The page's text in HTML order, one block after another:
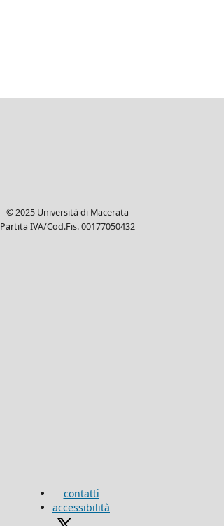
© 2025 Università di Macerata
Partita IVA/Cod.Fis. 00177050432
contatti
accessibilità